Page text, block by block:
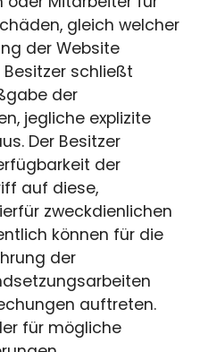
gleich welcher
der Website
schließt
der
jegliche explizite
Der Besitzer
der
auf diese,
zweckdienlichen
können für die
der
auftreten.
für mögliche